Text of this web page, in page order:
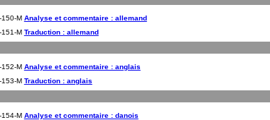
150-M Analyse et commentaire : allemand
151-M Traduction : allemand
152-M Analyse et commentaire : anglais
153-M Traduction : anglais
154-M Analyse et commentaire : danois